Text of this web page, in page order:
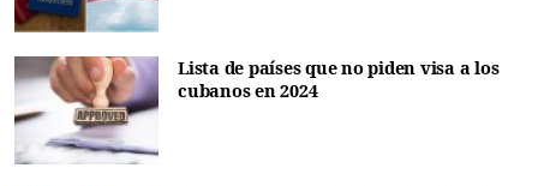
Lista de países que no piden visa a los
cubanos en 2024